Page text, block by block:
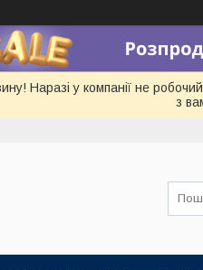
Наразі у компанії не
з